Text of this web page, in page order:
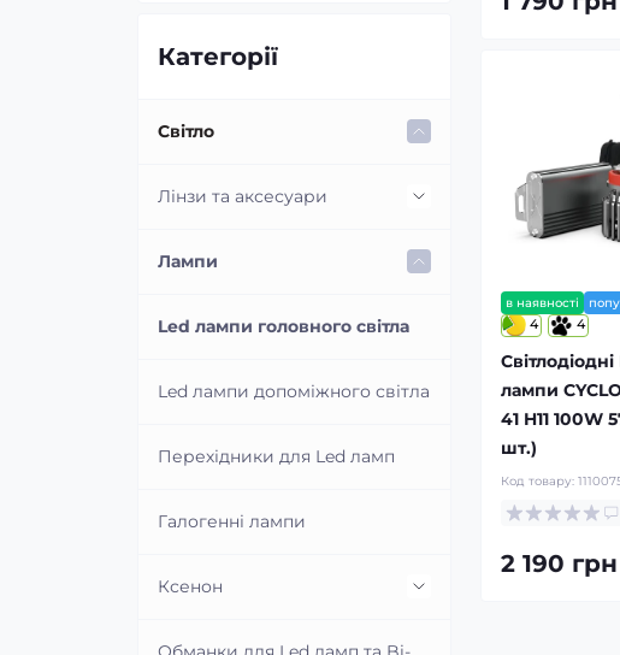
Категорії
Світло
Лінзи та аксесуари
Світлодіодні Bi-Led лінзи
Ксенонові лінзи
Перехідні рамки для заміни
Лампи
Led лампи головного світла
Led лампи допоміжного світла
Перехідники для Led ламп
Галогенні лампи
Ксенон
в наявності
4 4
лампи
41 H11 100W
шт.)
Код товару:
2 190 грн